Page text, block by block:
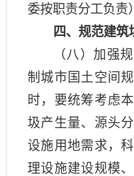
委按职责分工负责
四、规范建筑
（八）加强
制城市国土空间
时，要统筹考虑
圾产生量、源头
设施用地需求，
理设施建设规模